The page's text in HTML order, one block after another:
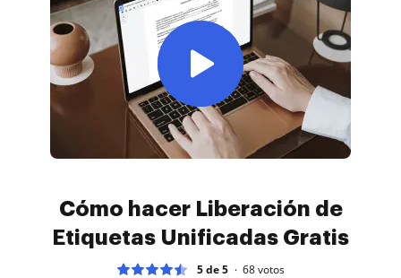
Cómo hacer Liberación de
Etiquetas Unificadas Gratis
5 de 5 68votos